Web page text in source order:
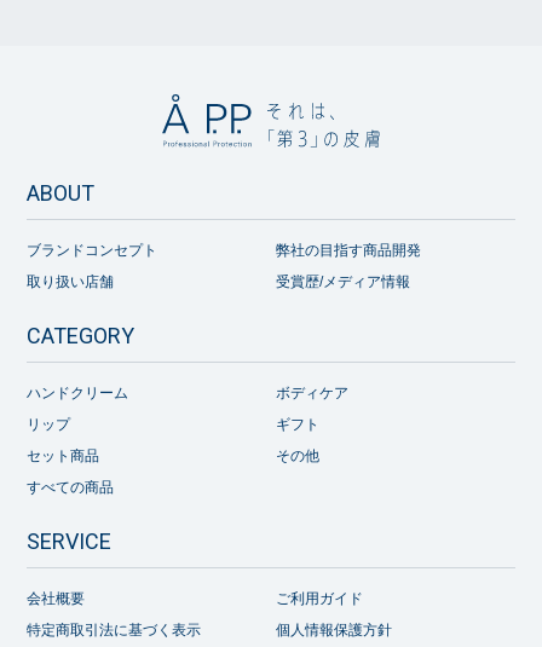
ABOUT
ブランドコンセプト
弊社の目指す商品開発
取り扱い店舗
受賞歴/メディア情報
CATEGORY
ハンドクリーム
ボディケア
リップ
ギフト
セット商品
その他
すべての商品
SERVICE
会社概要
ご利用ガイド
特定商取引法に基づく表示
個人情報保護方針